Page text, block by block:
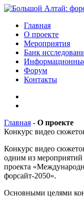
Главная
О проекте
Мероприятия
Банк
Форум
Контакты
Главная - О проекте
Конкурс видео
Конкурс видео
одним из мероприятий
проекта
форсайт-2050».
Основными целями